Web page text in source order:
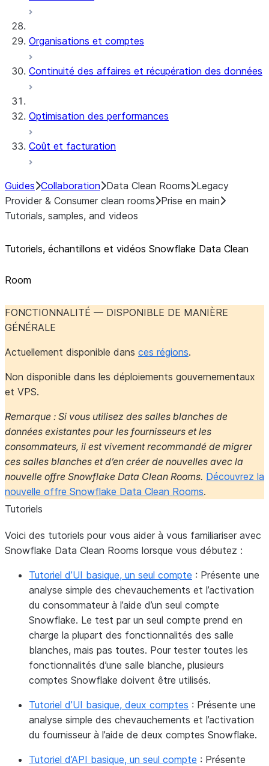
Organisations et comptes
Continuité des affaires et récupération des données
Optimisation des performances
Coût et facturation
Guides Collaboration Data Clean Rooms Legacy
Provider & Consumer clean rooms Prise en main
Tutorials, samples, and videos
Tutoriels, échantillons et vidéos Snowflake Data Clean
Room
FONCTIONNALITÉ — DISPONIBLE DE MANIÈRE
GÉNÉRALE
Actuellement disponible dans ces régions.
Non disponible dans les déploiements gouvernementaux
et VPS.
Remarque : Si vous utilisez des salles blanches de
données existantes pour les fournisseurs et les
consommateurs, il est vivement recommandé de migrer
ces salles blanches et d’en créer de nouvelles avec la
nouvelle offre Snowflake Data Clean Rooms. Découvrez la
nouvelle offre Snowflake Data Clean Rooms.
Tutoriels
Voici des tutoriels pour vous aider à vous familiariser avec
Snowflake Data Clean Rooms lorsque vous débutez :
Tutoriel d’UI basique, un seul compte : Présente une
analyse simple des chevauchements et l’activation
du consommateur à l’aide d’un seul compte
Snowflake. Le test par un seul compte prend en
charge la plupart des fonctionnalités des salle
blanches, mais pas toutes. Pour tester toutes les
fonctionnalités d’une salle blanche, plusieurs
comptes Snowflake doivent être utilisés.
Tutoriel d’UI basique, deux comptes : Présente une
analyse simple des chevauchements et l’activation
du fournisseur à l’aide de deux comptes Snowflake.
Tutoriel d’API basique, un seul compte : Présente